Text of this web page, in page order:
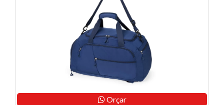
Orçar